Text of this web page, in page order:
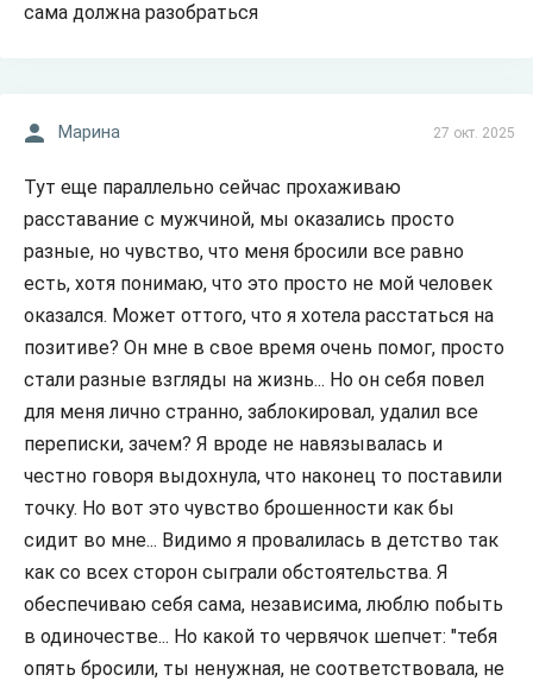
сама должна разобраться
27 окт. 2025
Марина
Тут еще параллельно сейчас прохаживаю
расставание с мужчиной, мы оказались просто
разные, но чувство, что меня бросили все равно
есть, хотя понимаю, что это просто не мой человек
оказался. Может оттого, что я хотела расстаться на
позитиве? Он мне в свое время очень помог, просто
стали разные взгляды на жизнь... Но он себя повел
для меня лично странно, заблокировал, удалил все
переписки, зачем? Я вроде не навязывалась и
честно говоря выдохнула, что наконец то поставили
точку. Но вот это чувство брошенности как бы
сидит во мне... Видимо я провалилась в детство так
как со всех сторон сыграли обстоятельства. Я
обеспечиваю себя сама, независима, люблю побыть
в одиночестве... Но какой то червячок шепчет: "тебя
опять бросили, ты ненужная, не соответствовала, не